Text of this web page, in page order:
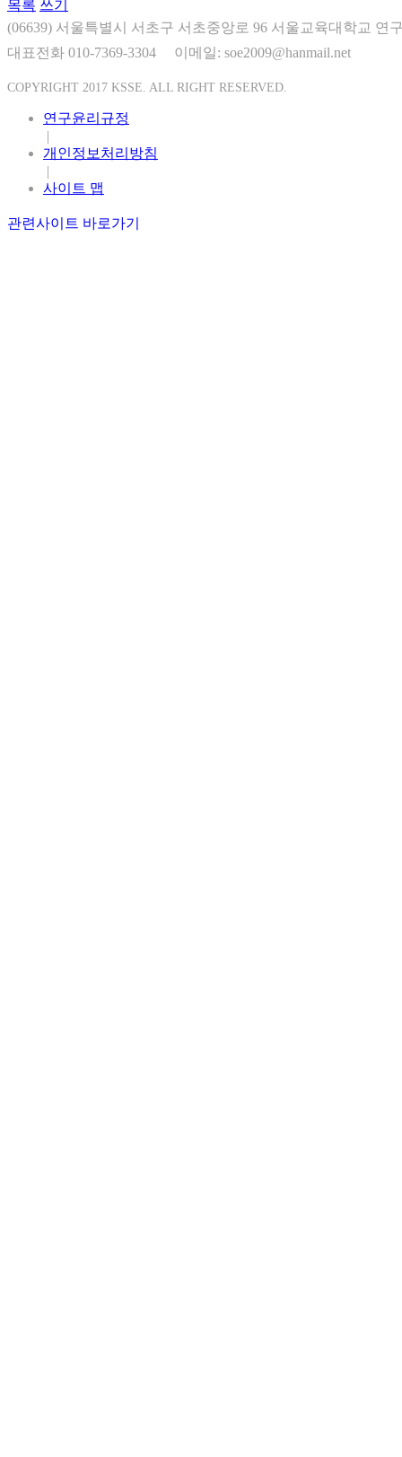
목록 쓰기
(06639) 서울특별시 서초구 서초중앙로 96 서울교육대학교 연
대표전화 010-7369-3304 이메일: soe2009@hanmail.net
COPYRIGHT 2017 KSSE. ALL RIGHT RESERVED.
연구윤리규정
|
개인정보처리방침
|
사이트 맵
관련사이트 바로가기